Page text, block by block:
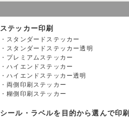
ステッカー印刷
スタンダードステッカー
スタンダードステッカー透明
プレミアムステッカー
ハイエンドステッカー
ハイエンドステッカー透明
両側印刷ステッカー
糊側印刷ステッカー
シール・ラベルを目的から選んで印刷